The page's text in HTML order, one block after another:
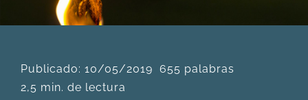
PRODUCTOS
ARTÍCULOS
Publicado: 10/05/2019 655 palabras
2,5 min. de lectura